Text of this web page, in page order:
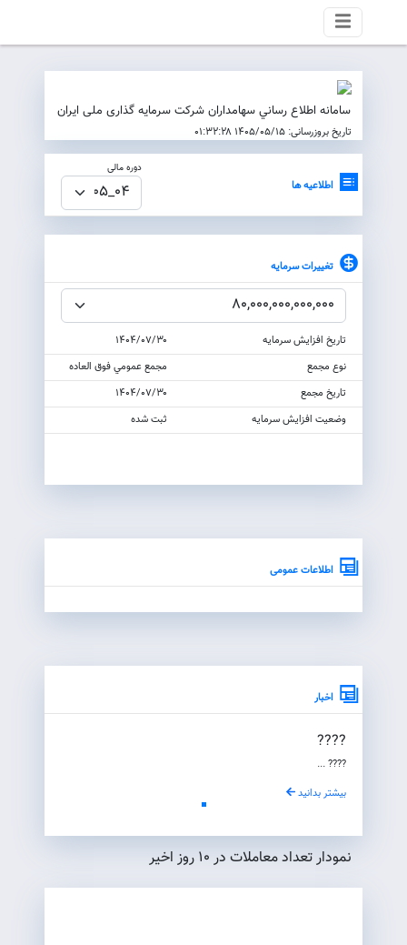
سامانه اطلاع رساني سهامداران شركت سرمایه گذاری ملی ایران
تاریخ بروزرسانی: ۱۴۰۵/۰۵/۱۵ ۰۱:۳۲:۲۸
اطلاعیه ها
دوره مالی
تغييرات سرمايه
تاريخ افزايش سرمايه
۱۴۰۴/۰۷/۳۰
نوع مجمع
مجمع عمومي فوق العاده
تاريخ مجمع
۱۴۰۴/۰۷/۳۰
وضعيت افزايش سرمايه
ثبت شده
اطلاعات عمومی
اخبار
????
???? ...
بیشتر بدانید
نمودار تعداد معاملات در ۱۰ روز اخير